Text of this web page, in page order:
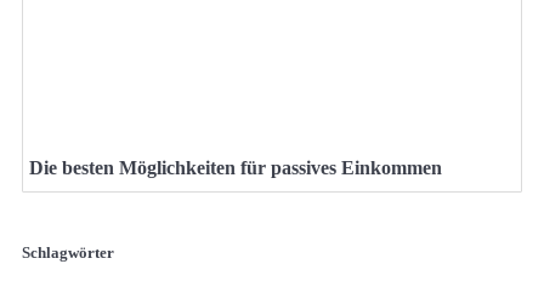
Die besten Möglichkeiten für passives Einkommen
Schlagwörter